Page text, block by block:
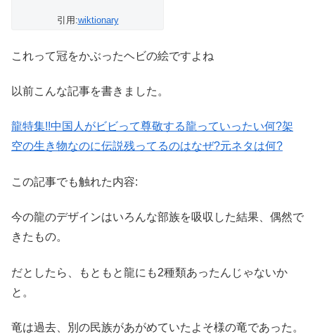
引用:wiktionary
これって冠をかぶったヘビの絵ですよね
以前こんな記事を書きました。
龍特集!!中国人がビビって尊敬する龍っていったい何?架
空の生き物なのに伝説残ってるのはなぜ?元ネタは何?
この記事でも触れた内容:
今の龍のデザインはいろんな部族を吸収した結果、偶然で
きたもの。
だとしたら、もともと龍にも2種類あったんじゃないか
と。
竜は過去、別の民族があがめていたよそ様の竜であった。